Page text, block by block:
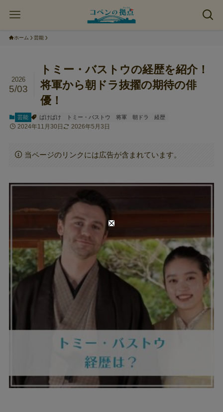
ホーム 芸能
トミー・バストウの経歴を紹介！
将軍から朝ドラ抜擢の期待の俳
優！
2026
5/03
芸能 ばけばけ トミー・バストウ 将軍 朝ドラ 経歴
2024年11月30日 2026年5月3日
当ページのリンクには広告が含まれています。